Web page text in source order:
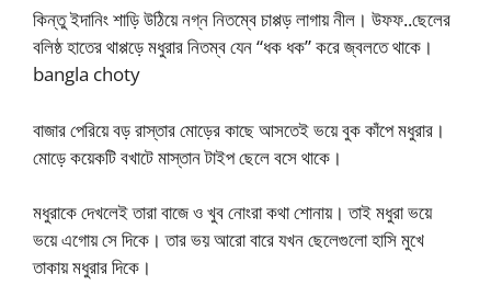
কিন্তু ইদানিং শাড়ি উঠিয়ে নগ্ন নিতম্বে চাপ্পড় লাগায় নীল। উফফ..ছেলের
বলিষ্ঠ হাতের থাপ্পড়ে মধুরার নিতম্ব যেন “ধক ধক” করে জ্বলতে থাকে।
bangla choty
বাজার পেরিয়ে বড় রাস্তার মোড়ের কাছে আসতেই ভয়ে বুক কাঁপে মধুরার।
মোড়ে কয়েকটি বখাটে মাস্তান টাইপ ছেলে বসে থাকে।
মধুরাকে দেখলেই তারা বাজে ও খুব নোংরা কথা শোনায়। তাই মধুরা ভয়ে
ভয়ে এগোয় সে দিকে। তার ভয় আরো বারে যখন ছেলেগুলো হাসি মুখে
তাকায় মধুরার দিকে।